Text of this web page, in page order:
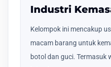
Industri
Kelompok ini mencakup
macam barang untuk
botol dan guci. Termasuk